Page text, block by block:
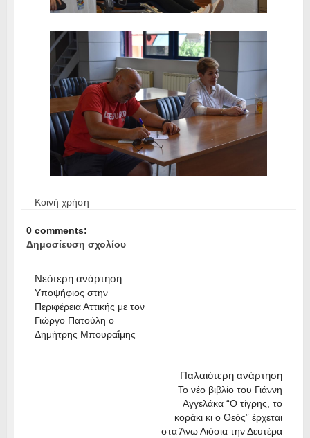
Κοινή χρήση
0 comments:
Δημοσίευση σχολίου
Νεότερη ανάρτηση
Υποψήφιος στην
Περιφέρεια Αττικής με τον
Γιώργο Πατούλη ο
Δημήτρης Μπουραΐμης
Παλαιότερη ανάρτηση
Το νέο βιβλίο του Γιάννη
Αγγελάκα “Ο τίγρης, το
κοράκι κι ο Θεός” έρχεται
στα Άνω Λιόσια την Δευτέρα